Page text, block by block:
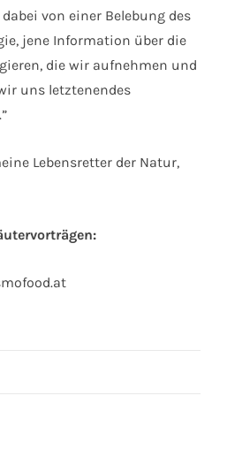
von einer Belebung des
jene Information über die
die wir aufnehmen und
uns letztenendes
Lebensretter der Natur,